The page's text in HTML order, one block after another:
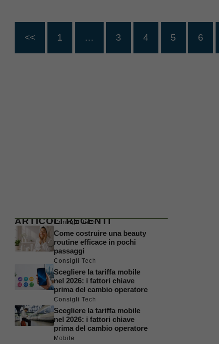
<< 1 … 3 4 5 6
ARTICOLI RECENTI
Consigli Tech
Come costruire una beauty
routine efficace in pochi
passaggi
Consigli Tech
Scegliere la tariffa mobile
nel 2026: i fattori chiave
prima del cambio operatore
Consigli Tech
Scegliere la tariffa mobile
nel 2026: i fattori chiave
prima del cambio operatore
Mobile